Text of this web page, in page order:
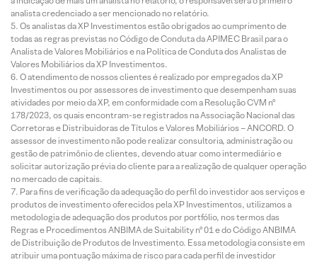
analista credenciado a ser mencionado no relatório.
Os analistas da XP Investimentos estão obrigados ao cumprimento de
todas as regras previstas no Código de Conduta da APIMEC Brasil para o
Analista de Valores Mobiliários e na Política de Conduta dos Analistas de
Valores Mobiliários da XP Investimentos.
O atendimento de nossos clientes é realizado por empregados da XP
Investimentos ou por assessores de investimento que desempenham suas
atividades por meio da XP, em conformidade com a Resolução CVM nº
178/2023, os quais encontram-se registrados na Associação Nacional das
Corretoras e Distribuidoras de Títulos e Valores Mobiliários – ANCORD. O
assessor de investimento não pode realizar consultoria, administração ou
gestão de patrimônio de clientes, devendo atuar como intermediário e
solicitar autorização prévia do cliente para a realização de qualquer operação
no mercado de capitais.
Para fins de verificação da adequação do perfil do investidor aos serviços e
produtos de investimento oferecidos pela XP Investimentos, utilizamos a
metodologia de adequação dos produtos por portfólio, nos termos das
Regras e Procedimentos ANBIMA de Suitability nº 01 e do Código ANBIMA
de Distribuição de Produtos de Investimento. Essa metodologia consiste em
atribuir uma pontuação máxima de risco para cada perfil de investidor